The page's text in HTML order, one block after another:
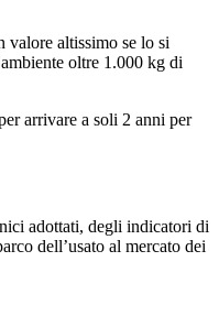
valore altissimo se lo si
oltre 1.000 kg di
arrivare a soli 2 anni per
adottati, degli indicatori di
dell’usato al mercato dei